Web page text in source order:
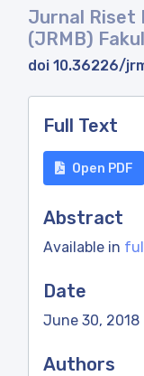
Jurnal Riset
(JRMB)
doi 10.36226/
Full Text
Open PDF
Abstract
Available in
Date
June 30, 2018
Authors